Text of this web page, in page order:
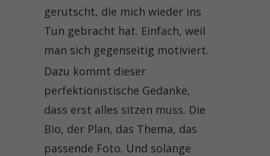
gerutscht, die mich wieder ins
Tun gebracht hat. Einfach, weil
man sich gegenseitig motiviert.
Dazu kommt dieser
perfektionistische Gedanke,
dass erst alles sitzen muss. Die
Bio, der Plan, das Thema, das
passende Foto. Und solange